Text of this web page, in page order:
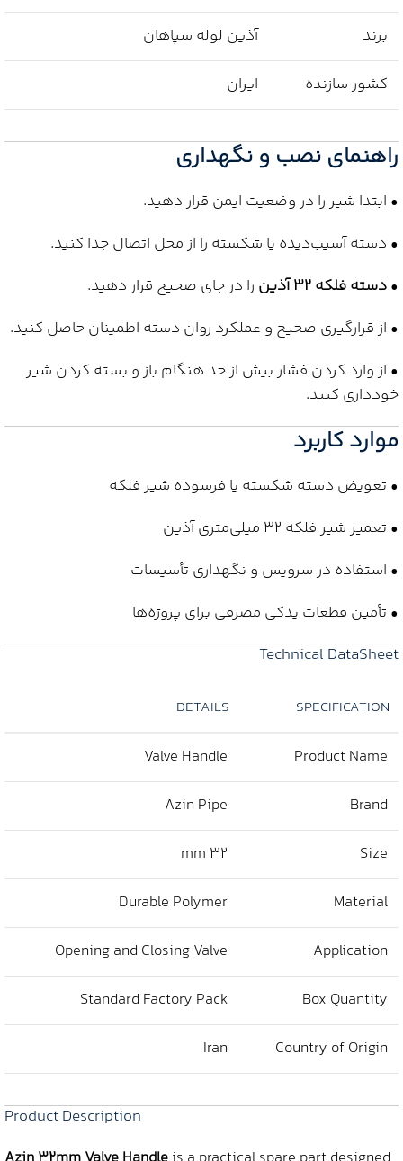
برند آذین لوله سپاهان
کشور سازنده ایران
راهنمای نصب و نگهداری
• ابتدا شیر را در وضعیت ایمن قرار دهید.
• دسته آسیب‌دیده یا شکسته را از محل اتصال جدا کنید.
•دسته فلکه 32 آذین
را در جای صحیح قرار دهید.
• از قرارگیری صحیح و عملکرد روان دسته اطمینان حاصل کنید.
• از وارد کردن فشار بیش از حد هنگام باز و بسته کردن شیر
خودداری کنید.
موارد کاربرد
• تعویض دسته شکسته یا فرسوده شیر فلکه
• تعمیر شیر فلکه 32 میلی‌متری آذین
• استفاده در سرویس و نگهداری تأسیسات
• تأمین قطعات یدکی مصرفی برای پروژه‌ها
Technical DataSheet
SPECIFICATION
DETAILS
Product Name
Valve Handle
Brand
Azin Pipe
Size
32 mm
Material
Durable Polymer
Application
Opening and Closing Valve
Box Quantity
Standard Factory Pack
Country of Origin
Iran
Product Description